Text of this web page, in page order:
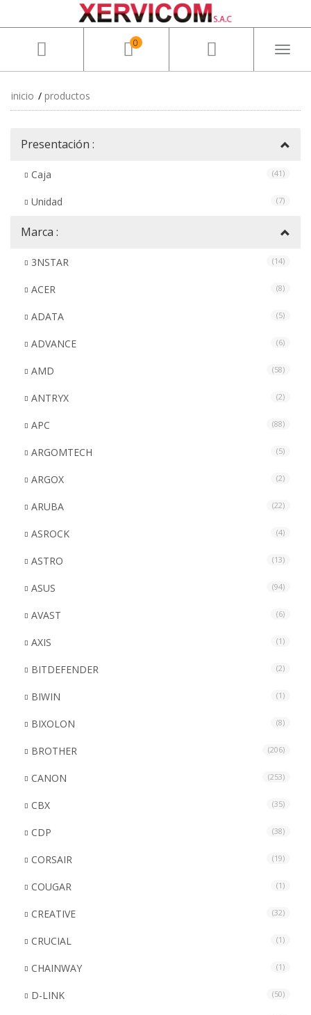
0
inicio productos
Presentación :
Caja (41)
Unidad (7)
Marca :
3NSTAR (14)
ACER (8)
ADATA (5)
ADVANCE (6)
AMD (58)
ANTRYX (2)
APC (88)
ARGOMTECH (5)
ARGOX (2)
ARUBA (22)
ASROCK (4)
ASTRO (13)
ASUS (94)
AVAST (6)
AXIS (1)
BITDEFENDER (2)
BIWIN (1)
BIXOLON (8)
BROTHER (206)
CANON (253)
CBX (35)
CDP (38)
CORSAIR (19)
COUGAR (1)
CREATIVE (32)
CRUCIAL (1)
CHAINWAY (1)
D-LINK (50)